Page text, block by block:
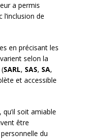
a permis
de
en précisant les
selon la
SARL, SAS, SA,
et accessible
soit amiable
être
du